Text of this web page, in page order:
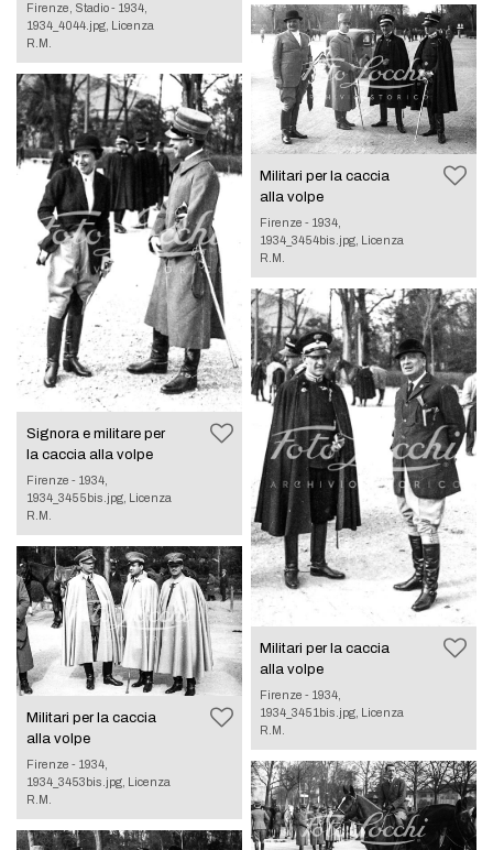
Firenze, Stadio - 1934,
1934_4044.jpg, Licenza
R.M.
Signora e militare per
la caccia alla volpe
Firenze - 1934,
1934_3455bis.jpg, Licenza
R.M.
Militari per la caccia
alla volpe
Firenze - 1934,
1934_3453bis.jpg, Licenza
R.M.
Militari per la caccia
alla volpe
Firenze - 1934,
1934_3454bis.jpg, Licenza
R.M.
Militari per la caccia
alla volpe
Firenze - 1934,
1934_3451bis.jpg, Licenza
R.M.